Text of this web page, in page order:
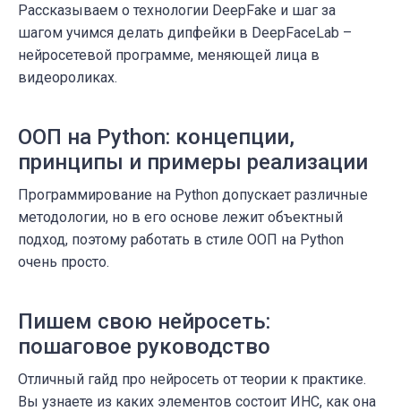
Рассказываем о технологии DeepFake и шаг за
шагом учимся делать дипфейки в DeepFaceLab –
нейросетевой программе, меняющей лица в
видеороликах.
ООП на Python: концепции,
принципы и примеры реализации
Программирование на Python допускает различные
методологии, но в его основе лежит объектный
подход, поэтому работать в стиле ООП на Python
очень просто.
Пишем свою нейросеть:
пошаговое руководство
Отличный гайд про нейросеть от теории к практике.
Вы узнаете из каких элементов состоит ИНС, как она